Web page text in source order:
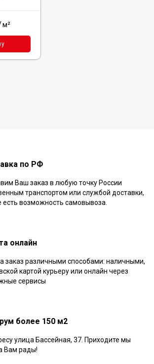
м²
по РФ
Ваш заказ в любую точку России
транспортом или службой доставки,
есть возможность самовывоза.
онлайн
заказ различными способами: наличными,
картой курьеру или онлайн через
сервисы
более 150 м2
улица Бассейная, 37. Приходите мы
Вам рады!